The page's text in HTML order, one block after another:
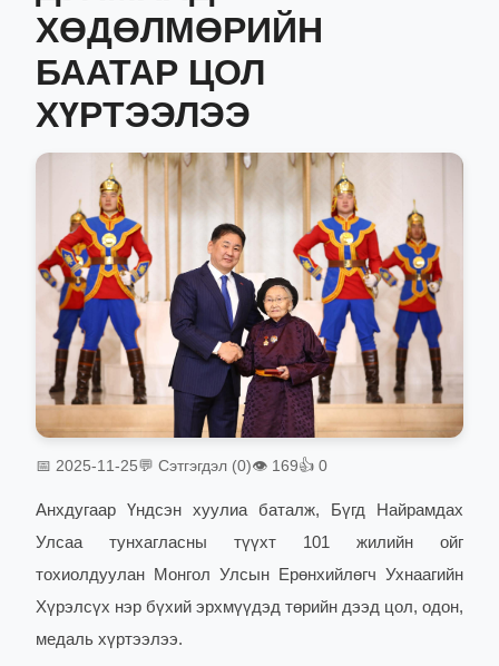
ХӨДӨЛМӨРИЙН
БААТАР ЦОЛ
ХҮРТЭЭЛЭЭ
📅 2025-11-25💬 Сэтгэгдэл (0)👁 169👍 0
Анхдугаар Үндсэн хуулиа баталж, Бүгд Найрамдах
Улсаа тунхагласны түүхт 101 жилийн ойг
тохиолдуулан Монгол Улсын Ерөнхийлөгч Ухнаагийн
Хүрэлсүх нэр бүхий эрхмүүдэд төрийн дээд цол, одон,
медаль хүртээлээ.